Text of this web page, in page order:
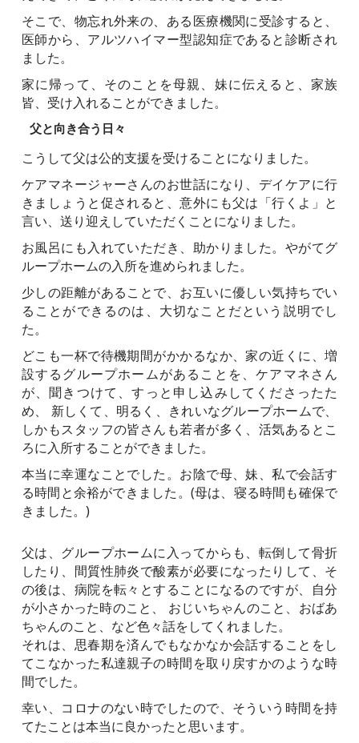
そこで、物忘れ外来の、ある医療機関に受診すると、
医師から、アルツハイマー型認知症であると診断され
ました。
家に帰って、そのことを母親、妹に伝えると、家族
皆、受け入れることができました。
父と向き合う日々
こうして父は公的支援を受けることになりました。
ケアマネージャーさんのお世話になり、デイケアに行
きましょうと促されると、意外にも父は「行くよ」と
言い、送り迎えしていただくことになりました。
お風呂にも入れていただき、助かりました。やがてグ
ループホームの入所を進められました。
少しの距離があることで、お互いに優しい気持ちでい
ることができるのは、大切なことだという説明でし
た。
どこも一杯で待機期間がかかるなか、家の近くに、増
設するグループホームがあることを、ケアマネさん
が、聞きつけて、すっと申し込みしてくださったた
め、 新しくて、明るく、きれいなグループホームで、
しかもスタッフの皆さんも若者が多く、活気あるとこ
ろに入所することができました。
本当に幸運なことでした。お陰で母、妹、私で会話す
る時間と余裕ができました。(母は、寝る時間も確保で
きました。)
父は、グループホームに入ってからも、転倒して骨折
したり、間質性肺炎で酸素が必要になったりして、そ
の後は、病院を転々とすることになるのですが、自分
が小さかった時のこと、 おじいちゃんのこと、おばあ
ちゃんのこと、など色々話をしてくれました。
それは、思春期を済んでもなかなか会話することをし
てこなかった私達親子の時間を取り戻すかのような時
間でした。
幸い、コロナのない時でしたので、そういう時間を持
てたことは本当に良かったと思います。